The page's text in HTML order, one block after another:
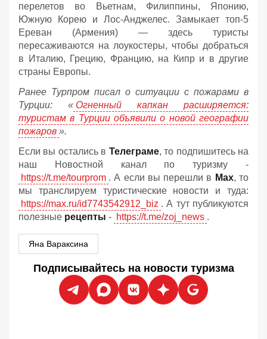
перелетов во Вьетнам, Филиппины, Японию,
Южную Корею и Лос-Анджелес. Замыкает топ-5
Ереван (Армения) — здесь туристы
пересаживаются на лоукостеры, чтобы добраться
в Италию, Грецию, Францию, на Кипр и в другие
страны Европы.
Ранее Турпром писал о ситуации с пожарами в
Турции: « Огненный капкан расширяется:
туристам в Турции объявили о новой географии
пожаров ».
Если вы остались в Телеграме, то подпишитесь на
наш Новостной канал по туризму -
https://t.me/tourprom . А если вы перешли в Мах, то
мы транслируем туристические новости и туда:
https://max.ru/id7743542912_biz . А тут публикуются
полезные рецепты - https://t.me/zoj_news .
Яна Вараксина
Подписывайтесь на новости туризма